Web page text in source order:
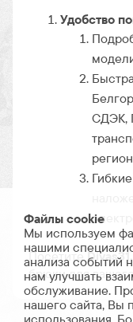
Удобство
СДЭК,
Посетите
брюки для
Файлы cookie
Мы используем
нашими
анализа событий
нам улучшать
обслуживание.
нашего сайта, Вы